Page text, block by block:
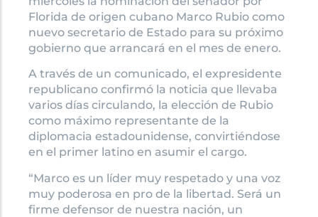
Florida de origen cubano Marco Rubio como
nuevo secretario de Estado para su próximo
gobierno que arrancará en el mes de enero.
A través de un comunicado, el expresidente
republicano confirmó la noticia que llevaba
varios días circulando, la elección de Rubio
como máximo representante de la
diplomacia estadounidense, convirtiéndose
en el primer latino en asumir el cargo.
“Marco es un líder muy respetado y una voz
muy poderosa en pro de la libertad. Será un
firme defensor de nuestra nación, un